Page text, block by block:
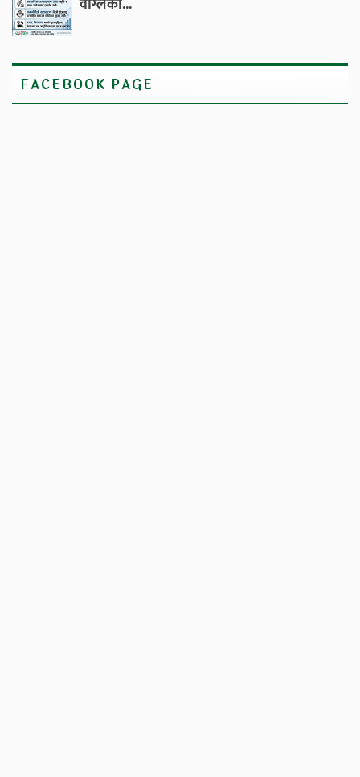
वाग्लेको...
FACEBOOK PAGE